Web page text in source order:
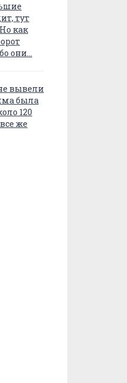
тут
как
они…
вывели
была
120
же